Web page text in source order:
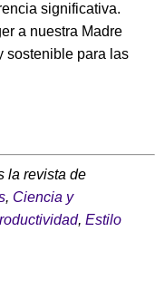
significativa.
a nuestra Madre
sostenible para las
la revista de
, Ciencia y
, Estilo